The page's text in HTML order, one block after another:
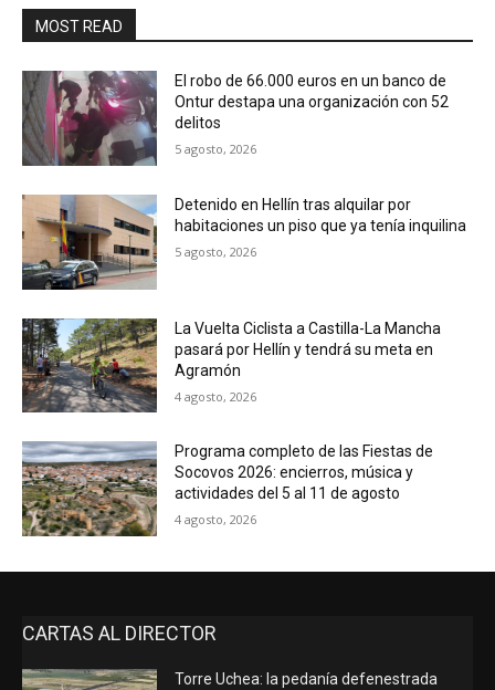
MOST READ
El robo de 66.000 euros en un banco de
Ontur destapa una organización con 52
delitos
5 agosto, 2026
Detenido en Hellín tras alquilar por
habitaciones un piso que ya tenía inquilina
5 agosto, 2026
La Vuelta Ciclista a Castilla-La Mancha
pasará por Hellín y tendrá su meta en
Agramón
4 agosto, 2026
Programa completo de las Fiestas de
Socovos 2026: encierros, música y
actividades del 5 al 11 de agosto
4 agosto, 2026
CARTAS AL DIRECTOR
Torre Uchea: la pedanía defenestrada